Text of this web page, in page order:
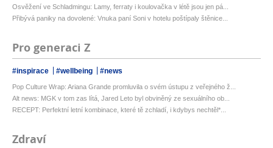
Osvěžení ve Schladmingu: Lamy, ferraty i koulovačka v létě jsou jen pá...
Přibývá paniky na dovolené: Vnuka paní Soni v hotelu poštípaly štěnice...
Pro generaci Z
#inspirace #wellbeing #news
Pop Culture Wrap: Ariana Grande promluvila o svém ústupu z veřejného ž...
Alt news: MGK v tom zas lítá, Jared Leto byl obviněný ze sexuálního ob...
RECEPT: Perfektní letní kombinace, které tě zchladí, i kdybys nechtěl*...
Zdraví